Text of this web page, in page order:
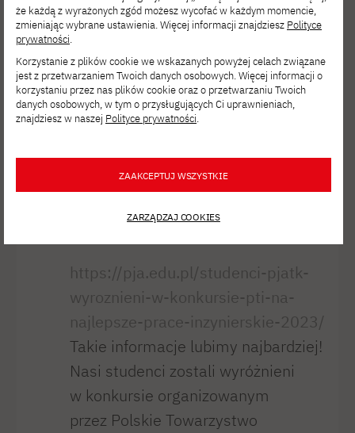
Studenci PJATK
wyróżnieni
w konkursie PTI
na najlepsze
prace
inżynierskie
2023
https://pja.edu.pl/studenci-pjatk-
wyroznieni-w-konkursie-pti-na-
najlepsze-prace-inzynierskie-2023/
Takie informacje lubimy najbardziej!
Nasi studenci zostali wyróżnieni
w konkursie organizowanym
przez Polskie Towarzystwo
że każdą z wyrażonych zgód możesz wycofać w każdym momencie,
zmieniając wybrane ustawienia. Więcej informacji znajdziesz Polityce
prywatności.
Korzystanie z plików cookie we wskazanych powyżej celach związane
jest z przetwarzaniem Twoich danych osobowych. Więcej informacji o
korzystaniu przez nas plików cookie oraz o przetwarzaniu Twoich
danych osobowych, w tym o przysługujących Ci uprawnieniach,
znajdziesz w naszej Polityce prywatności.
ZAAKCEPTUJ WSZYSTKIE
ZARZĄDZAJ COOKIES